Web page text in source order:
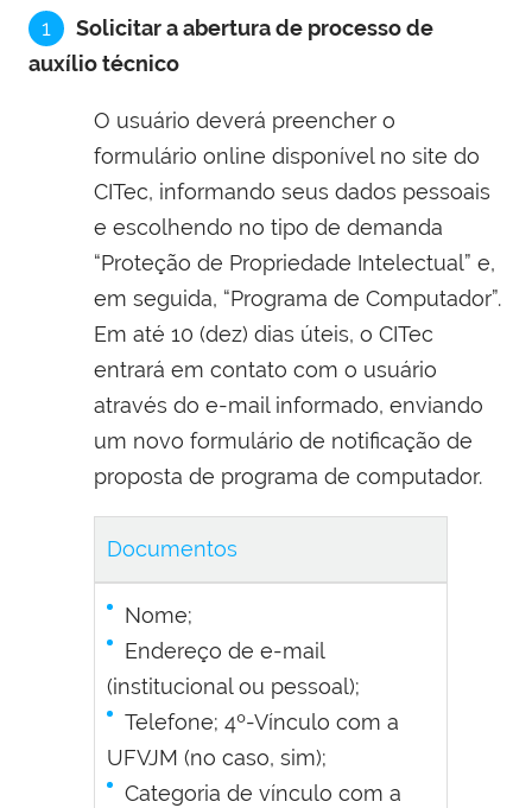
1
Solicitar a abertura de processo de
auxílio técnico
O usuário deverá preencher o
formulário online disponível no site do
CITec, informando seus dados pessoais
e escolhendo no tipo de demanda
“Proteção de Propriedade Intelectual” e,
em seguida, “Programa de Computador”.
Em até 10 (dez) dias úteis, o CITec
entrará em contato com o usuário
através do e-mail informado, enviando
um novo formulário de notificação de
proposta de programa de computador.
Documentos
Nome;
Endereço de e-mail
(institucional ou pessoal);
Telefone; 4º-Vínculo com a
UFVJM (no caso, sim);
Categoria de vínculo com a